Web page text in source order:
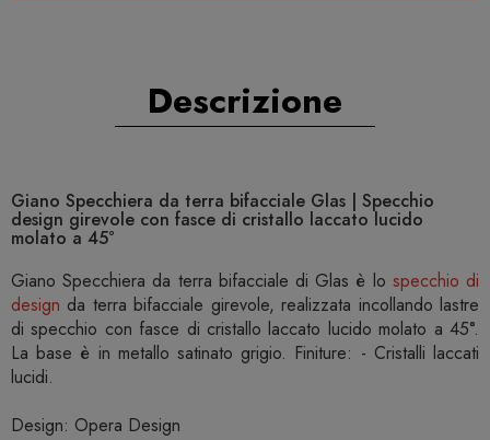
Descrizione
Giano Specchiera da terra bifacciale Glas | Specchio
design girevole con fasce di cristallo laccato lucido
molato a 45°
Giano Specchiera da terra bifacciale di Glas è lo specchio di
design da terra bifacciale girevole, realizzata incollando lastre
di specchio con fasce di cristallo laccato lucido molato a 45°.
La base è in metallo satinato grigio. Finiture: - Cristalli laccati
lucidi.
Design: Opera Design